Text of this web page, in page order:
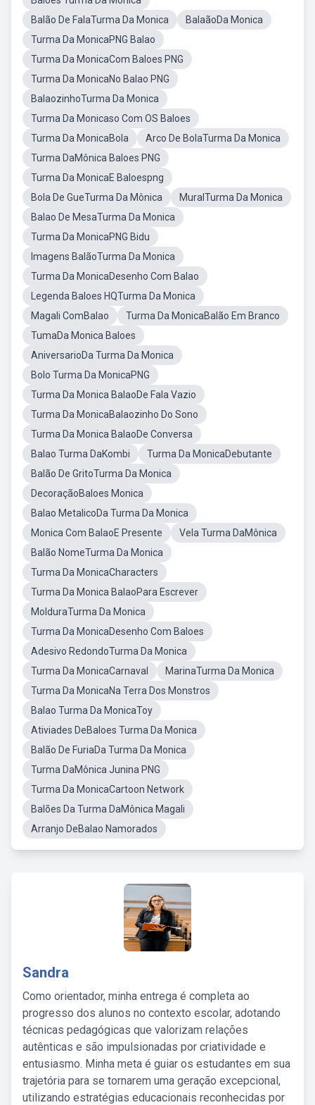
Balão De FalaTurma Da Monica
BalaãoDa Monica
Turma Da MonicaPNG Balao
Turma Da MonicaCom Baloes PNG
Turma Da MonicaNo Balao PNG
BalaozinhoTurma Da Monica
Turma Da Monicaso Com OS Baloes
Turma Da MonicaBola
Arco De BolaTurma Da Monica
Turma DaMônica Baloes PNG
Turma Da MonicaE Baloespng
Bola De GueTurma Da Mônica
MuralTurma Da Monica
Balao De MesaTurma Da Monica
Turma Da MonicaPNG Bidu
Imagens BalãoTurma Da Monica
Turma Da MonicaDesenho Com Balao
Legenda Baloes HQTurma Da Monica
Magali ComBalao
Turma Da MonicaBalão Em Branco
TumaDa Monica Baloes
AniversarioDa Turma Da Monica
Bolo Turma Da MonicaPNG
Turma Da Monica BalaoDe Fala Vazio
Turma Da MonicaBalaozinho Do Sono
Turma Da Monica BalaoDe Conversa
Balao Turma DaKombi
Turma Da MonicaDebutante
Balão De GritoTurma Da Monica
DecoraçãoBaloes Monica
Balao MetalicoDa Turma Da Monica
Monica Com BalaoE Presente
Vela Turma DaMônica
Balão NomeTurma Da Monica
Turma Da MonicaCharacters
Turma Da Monica BalaoPara Escrever
MolduraTurma Da Monica
Turma Da MonicaDesenho Com Baloes
Adesivo RedondoTurma Da Monica
Turma Da MonicaCarnaval
MarinaTurma Da Monica
Turma Da MonicaNa Terra Dos Monstros
Balao Turma Da MonicaToy
Ativiades DeBaloes Turma Da Monica
Balão De FuriaDa Turma Da Monica
Turma DaMônica Junina PNG
Turma Da MonicaCartoon Network
Balões Da Turma DaMônica Magali
Arranjo DeBalao Namorados
Sandra
Como orientador, minha entrega é completa ao
progresso dos alunos no contexto escolar, adotando
técnicas pedagógicas que valorizam relações
autênticas e são impulsionadas por criatividade e
entusiasmo. Minha meta é guiar os estudantes em sua
trajetória para se tornarem uma geração excepcional,
utilizando estratégias educacionais reconhecidas por